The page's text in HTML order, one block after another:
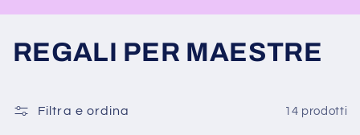
C
l
REGALI PER MAESTRE
Filtra e ordina 14 prodotti